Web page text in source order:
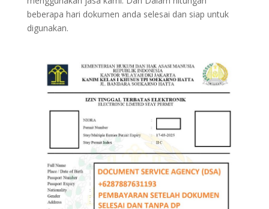
beberapa hari dokumen anda selesai dan siap untuk
digunakan.